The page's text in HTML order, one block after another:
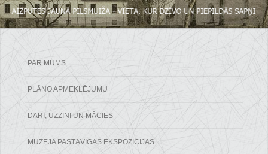
PAR MUMS
PLĀNO APMEKLĒJUMU
DARI, UZZINI UN MĀCIES
MUZEJA PASTĀVĪGĀS EKSPOZĪCIJAS